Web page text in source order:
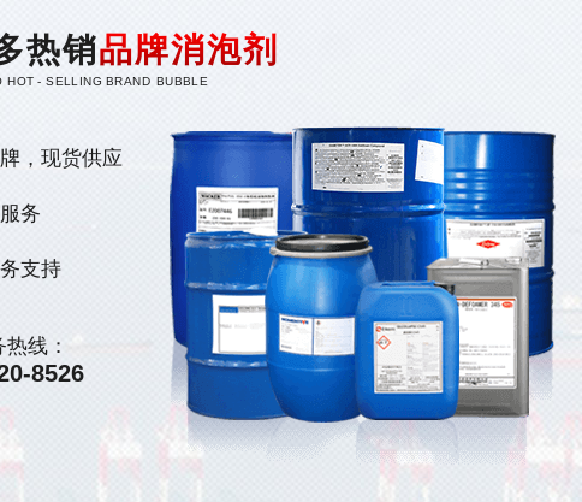
热销品牌消泡剂
HOT - SELLING BRAND BUBBLE
，现货供应
务
支持
线：
8526